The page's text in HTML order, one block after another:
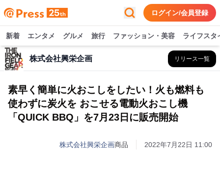
ログイン/会員登録
新着 エンタメ グルメ 旅行 ファッション・美容 ライフスタ
株式会社興栄企画 リリース一覧
素早く簡単に火おこしをしたい！火も燃料も
使わずに炭火を おこせる電動火おこし機
「QUICK BBQ」を7月23日に販売開始
株式会社興栄企画商品 2022年7月22日 11:00